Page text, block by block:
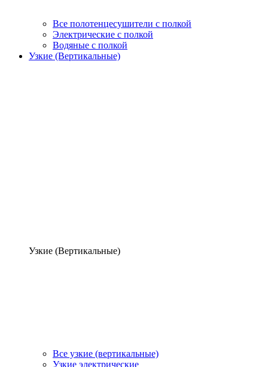
Все полотенцесушители с полкой
Электрические с полкой
Водяные с полкой
Узкие (Вертикальные)
Узкие (Вертикальные)
Все узкие (вертикальные)
Узкие электрические